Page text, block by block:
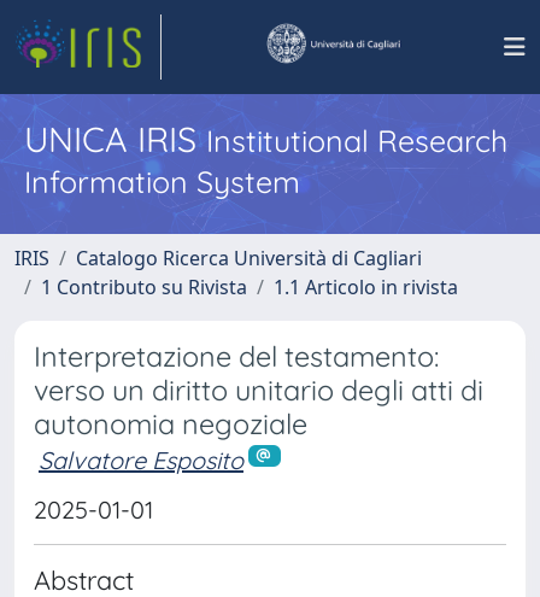
UNICA IRISInstitutional Research
Information System
IRIS
Catalogo Ricerca Università di Cagliari
1 Contributo su Rivista
1.1 Articolo in rivista
Interpretazione del testamento:
verso un diritto unitario degli atti di
autonomia negoziale
Salvatore Esposito
2025-01-01
Abstract